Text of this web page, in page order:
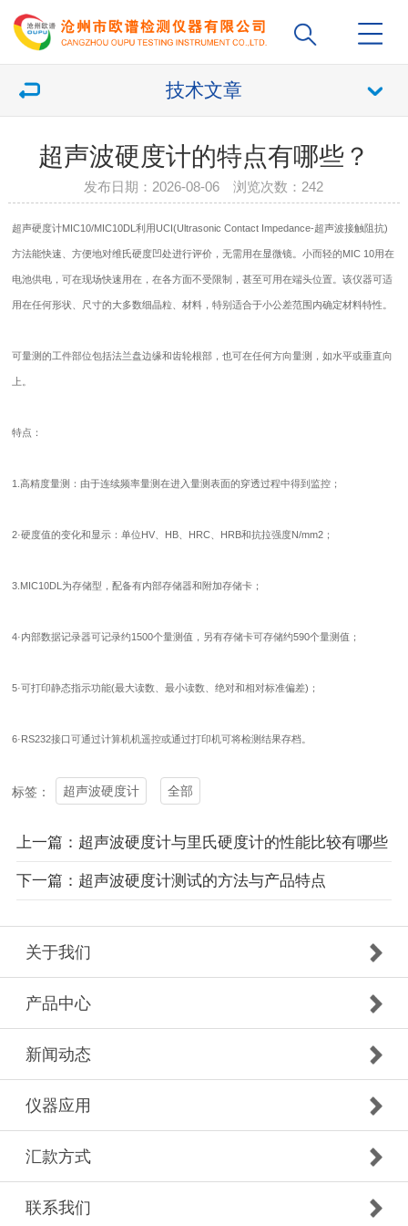
技术文章
超声波硬度计的特点有哪些？
发布日期：2026-08-06 浏览次数： 242
超声硬度计MIC10/MIC10DL利用UCI(Ultrasonic Contact Impedance-超声波接触阻抗)
方法能快速、方便地对维氏硬度凹处进行评价，无需用在显微镜。小而轻的MIC 10用在
电池供电，可在现场快速用在，在各方面不受限制，甚至可用在端头位置。该仪器可适
用在任何形状、尺寸的大多数细晶粒、材料，特别适合于小公差范围内确定材料特性。
可量测的工件部位包括法兰盘边缘和齿轮根部，也可在任何方向量测，如水平或垂直向
上。
特点：
1.高精度量测：由于连续频率量测在进入量测表面的穿透过程中得到监控；
2·硬度值的变化和显示：单位HV、HB、HRC、HRB和抗拉强度N/mm2；
3.MIC10DL为存储型，配备有内部存储器和附加存储卡；
4·内部数据记录器可记录约1500个量测值，另有存储卡可存储约590个量测值；
5·可打印静态指示功能(最大读数、最小读数、绝对和相对标准偏差)；
6·RS232接口可通过计算机机遥控或通过打印机可将检测结果存档。
标签： 超声波硬度计 全部
上一篇：超声波硬度计与里氏硬度计的性能比较有哪些
下一篇：超声波硬度计测试的方法与产品特点
关于我们
产品中心
新闻动态
仪器应用
汇款方式
联系我们